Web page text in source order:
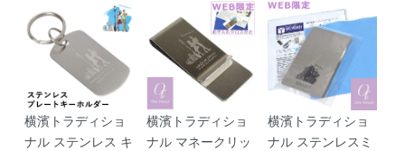
横濱トラディショ
ナル ステンレス キ
横濱トラディショ
ナル マネークリッ
横濱トラディショ
ナル ステンレスミ